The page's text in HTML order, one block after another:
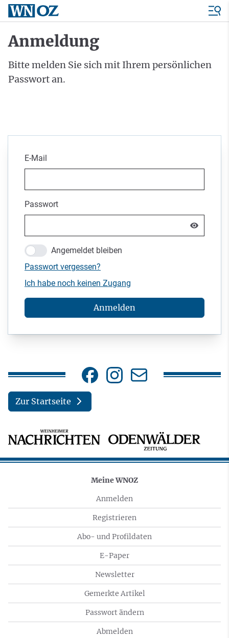
Anmeldung
Bitte melden Sie sich mit Ihrem persönlichen
Passwort an.
E-Mail
Passwort
Angemeldet bleiben
Passwort vergessen?
Ich habe noch keinen Zugang
Anmelden
Zur Startseite
Meine WNOZ
Anmelden
Registrieren
Abo- und Profildaten
E-Paper
Newsletter
Gemerkte Artikel
Passwort ändern
Abmelden